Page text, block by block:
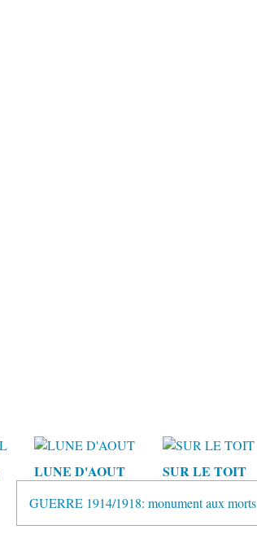
LUNE D'AOUT SUR LE TOIT
GUERRE 1914/1918: monument aux morts